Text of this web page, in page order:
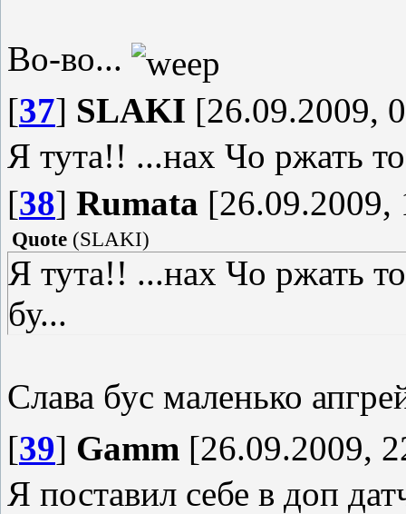
Во-во...
[37] SLAKI [26.09.2009,
Я тута!! ...нах Чо ржать
[38] Rumata [26.09.2009,
Quote (SLAKI)
Я тута!! ...нах Чо ржать
бу...
Слава бус маленько
[39] Gamm [26.09.2009,
Я поставил себе в доп